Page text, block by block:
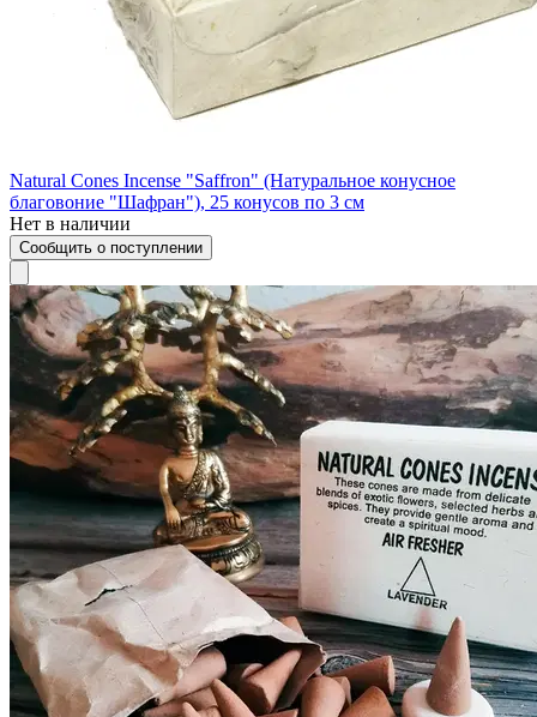
Natural Cones Incense "Saffron" (Натуральное конусное
благовоние "Шафран"), 25 конусов по 3 см
Нет в наличии
Сообщить о поступлении